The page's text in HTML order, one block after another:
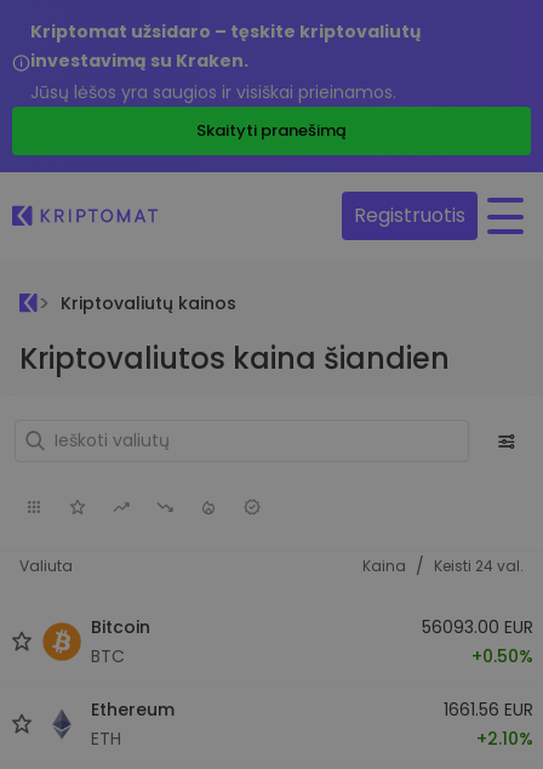
Kriptomat užsidaro – tęskite kriptovaliutų
investavimą su Kraken.
Jūsų lėšos yra saugios ir visiškai prieinamos.
Skaityti pranešimą
Registruotis
Kriptovaliutų kainos
Kriptovaliutos kaina šiandien
Valiuta Kaina / Keisti 24 val.
Bitcoin
BTC
56093.00 EUR
+0.50%
Ethereum
ETH
1661.56 EUR
+2.10%